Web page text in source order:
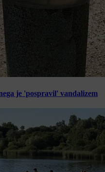
je 'pospravil' vandalizem